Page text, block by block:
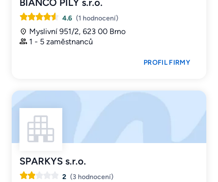
BIANCO PILY s.r.o.
4.6 (1 hodnocení)
Myslivní 951/2, 623 00 Brno
1 - 5 zaměstnanců
PROFIL FIRMY
SPARKYS s.r.o.
2 (3 hodnocení)